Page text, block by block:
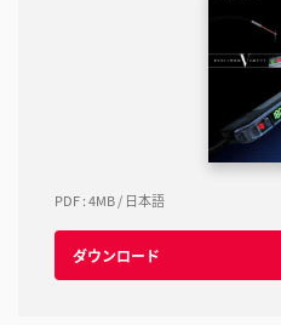
PDF:4MB/ 日本語
ダウンロード